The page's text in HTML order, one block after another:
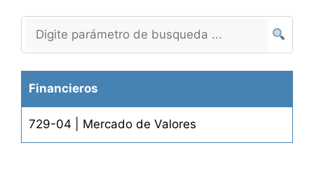
Tributarios Turismo Varios Zona Franca
Abogados y Justicia Energia y Minas
Familia y Religion Telecomunicaciones
Financieros
729-04 | Mercado de Valores